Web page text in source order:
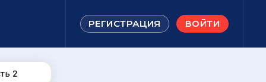
РЕГИСТРАЦИЯ ВОЙТИ
2